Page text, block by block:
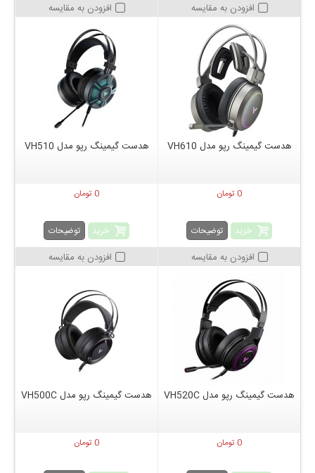
افزودن به مقایسه افزودن به مقایسه
هدست گیمینگ رپو مدل VH610
0 تومان
خرید توضیحات
افزودن به مقایسه
هدست گیمینگ رپو مدل VH510
0 تومان
خرید توضیحات
افزودن به مقایسه
هدست گیمینگ رپو مدل VH520C
0 تومان
هدست گیمینگ رپو مدل VH500C
0 تومان